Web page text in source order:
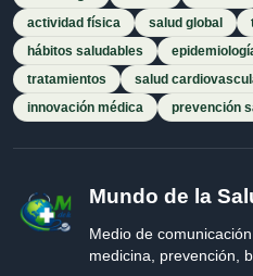
actividad física
salud global
hábitos saludables
tratamientos
salud
innovación médica
prevención
Mundo de la
Medio de
medicina, prevención,